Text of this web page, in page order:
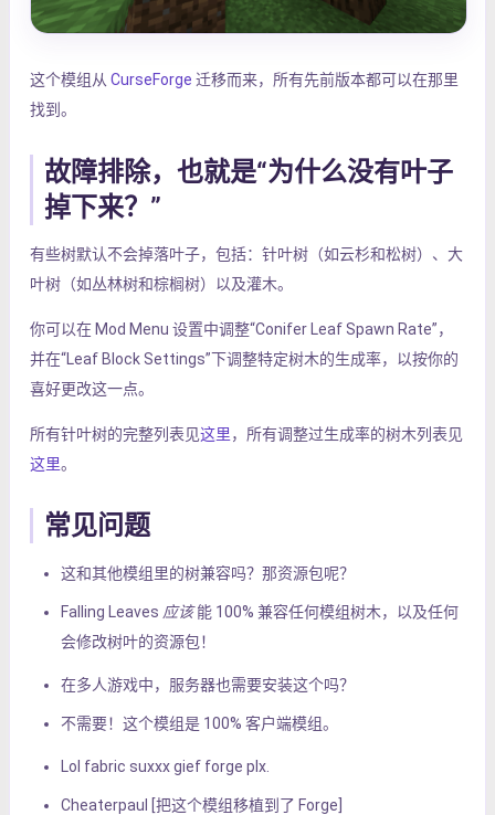
这个模组从 CurseForge 迁移而来，所有先前版本都可以在那里
找到。
故障排除，也就是“为什么没有叶子
掉下来？”
有些树默认不会掉落叶子，包括：针叶树（如云杉和松树）、大
叶树（如丛林树和棕榈树）以及灌木。
你可以在 Mod Menu 设置中调整“Conifer Leaf Spawn Rate”，
并在“Leaf Block Settings”下调整特定树木的生成率，以按你的
喜好更改这一点。
所有针叶树的完整列表见这里，所有调整过生成率的树木列表见
这里。
常见问题
这和其他模组里的树兼容吗？那资源包呢？
Falling Leaves 应该能 100% 兼容任何模组树木，以及任何
会修改树叶的资源包！
在多人游戏中，服务器也需要安装这个吗？
不需要！这个模组是 100% 客户端模组。
Lol fabric suxxx gief forge plx.
Cheaterpaul [把这个模组移植到了 Forge]